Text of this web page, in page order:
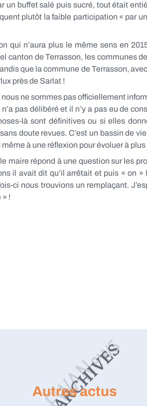
buffet salé puis sucré, tout était
plutôt la faible participation « par
qui n’aura plus le même sens en
canton de Terrasson, les communes
que la commune de Terrasson,
près de Sarlat !
ne sommes pas officiellement
pas délibéré et il n’y a pas eu de
là sont définitives ou si elles
sans doute revues. C’est un bassin de
même à une réflexion pour évoluer à
maire répond à une question sur les
il avait dit qu’il arrêtait et puis « on
ci nous trouvions un remplaçant.
» !
Autres actus